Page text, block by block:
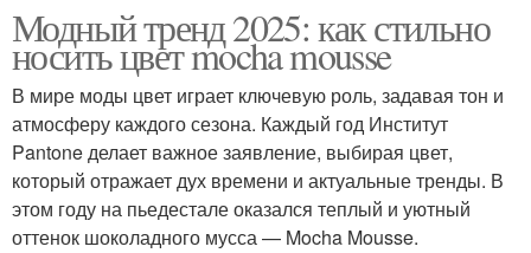
Модный тренд 2025: как стильно
носить цвет mocha mousse
В мире моды цвет играет ключевую роль, задавая тон и
атмосферу каждого сезона. Каждый год Институт
Pantone делает важное заявление, выбирая цвет,
который отражает дух времени и актуальные тренды. В
этом году на пьедестале оказался теплый и уютный
оттенок шоколадного мусса — Mocha Mousse.